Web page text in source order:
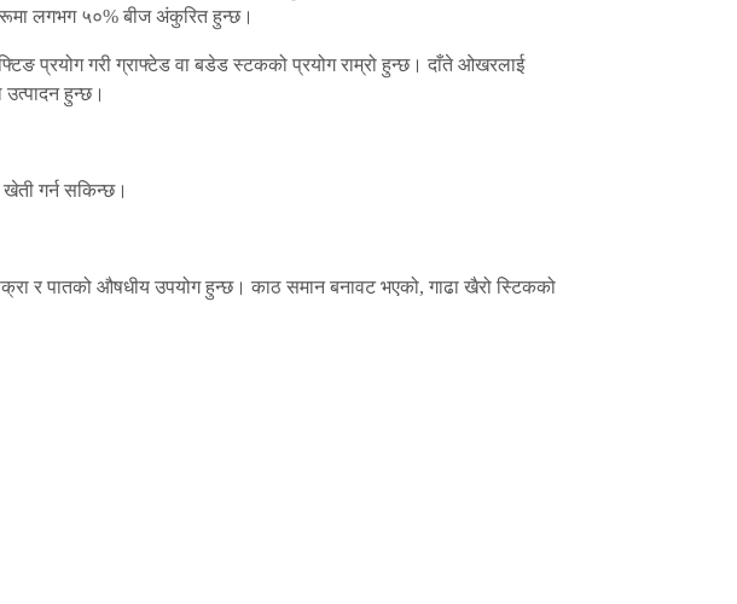
लगभग ५०% बीज अंकुरित हुन्छ।
प्रयोग गरी ग्राफ्टेड वा बडेड स्टकको प्रयोग राम्रो हुन्छ। दाँते ओखरलाई
हुन्छ।
गर्न सकिन्छ।
र पातको औषधीय उपयोग हुन्छ। काठ समान बनावट भएको, गाढा खैरो स्टिकको